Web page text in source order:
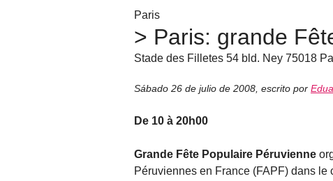
Paris
> Paris: grande
Stade des Filletes 54 bld. Ney 75018
Sábado 26 de julio de 2008 escrito por
De 10 à 20h00
Grande Fête Populaire Péruvienne
Péruviennes en France (FAPF) dans le